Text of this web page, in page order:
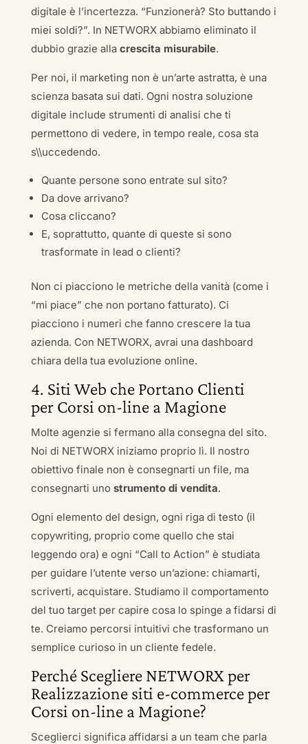
digitale è l’incertezza. “Funzionerà? Sto buttando i
miei soldi?”. In NETWORX abbiamo eliminato il
dubbio grazie alla crescita misurabile.
Per noi, il marketing non è un’arte astratta, è una
scienza basata sui dati. Ogni nostra soluzione
digitale include strumenti di analisi che ti
permettono di vedere, in tempo reale, cosa sta
s\\uccedendo.
Quante persone sono entrate sul sito?
Da dove arrivano?
Cosa cliccano?
E, soprattutto, quante di queste si sono
trasformate in lead o clienti?
Non ci piacciono le metriche della vanità (come i
“mi piace” che non portano fatturato). Ci
piacciono i numeri che fanno crescere la tua
azienda. Con NETWORX, avrai una dashboard
chiara della tua evoluzione online.
4. Siti Web che Portano Clienti
per Corsi on-line a Magione
Molte agenzie si fermano alla consegna del sito.
Noi di NETWORX iniziamo proprio lì. Il nostro
obiettivo finale non è consegnarti un file, ma
consegnarti uno strumento di vendita.
Ogni elemento del design, ogni riga di testo (il
copywriting, proprio come quello che stai
leggendo ora) e ogni “Call to Action” è studiata
per guidare l’utente verso un’azione: chiamarti,
scriverti, acquistare. Studiamo il comportamento
del tuo target per capire cosa lo spinge a fidarsi di
te. Creiamo percorsi intuitivi che trasformano un
semplice curioso in un cliente fedele.
Perché Scegliere NETWORX per
Realizzazione siti e-commerce per
Corsi on-line a Magione?
Sceglierci significa affidarsi a un team che parla